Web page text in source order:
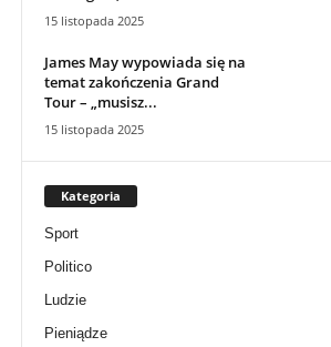
15 listopada 2025
James May wypowiada się na
temat zakończenia Grand
Tour – „musisz...
15 listopada 2025
Kategoria
Sport
Politico
Ludzie
Pieniądze